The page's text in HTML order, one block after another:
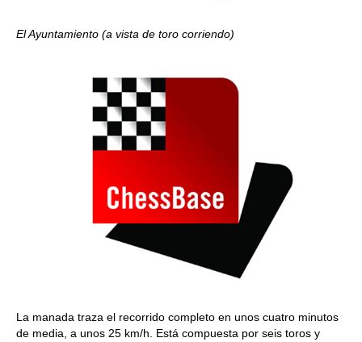
El Ayuntamiento (a vista de toro corriendo)
La manada traza el recorrido completo en unos cuatro minutos
de media, a unos 25 km/h. Está compuesta por seis toros y